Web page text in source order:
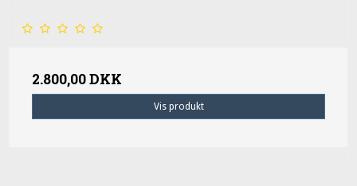
2.800,00 DKK
Vis produkt